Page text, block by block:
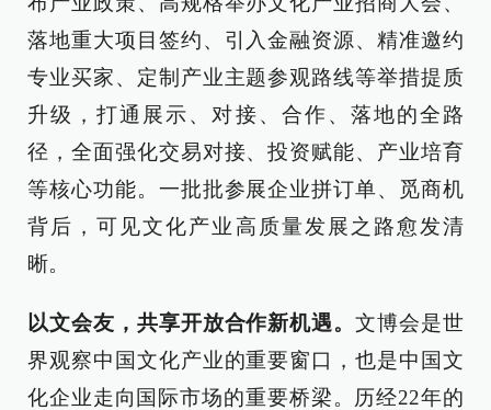
落地重大项目签约、引入金融资源、精准邀约
专业买家、定制产业主题参观路线等举措提质
升级，打通展示、对接、合作、落地的全路
径，全面强化交易对接、投资赋能、产业培育
等核心功能。一批批参展企业拼订单、觅商机
背后，可见文化产业高质量发展之路愈发清
晰。
以文会友，共享开放合作新机遇。文博会是世
界观察中国文化产业的重要窗口，也是中国文
化企业走向国际市场的重要桥梁。历经22年的